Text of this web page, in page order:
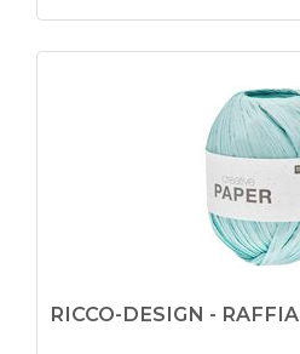
RICCO-DESIGN - RAFFIA